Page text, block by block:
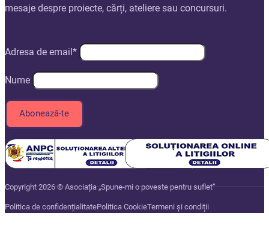
mesaje despre proiecte, cărți, ateliere sau concursuri.
Adresa de email*
Nume
Copyright 2026 © Asociația „Spune-mi o poveste pentru suflet”
Politica de confidențialitatePolitica CookieTermeni și condiții